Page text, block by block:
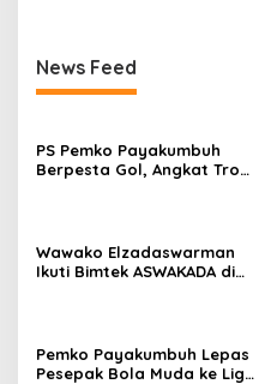
News Feed
PS Pemko Payakumbuh
Berpesta Gol, Angkat Trofi
Wawako Elzadaswarman
Ikuti Bimtek ASWAKADA di
Pemko Payakumbuh Lepas
Pesepak Bola Muda ke Liga